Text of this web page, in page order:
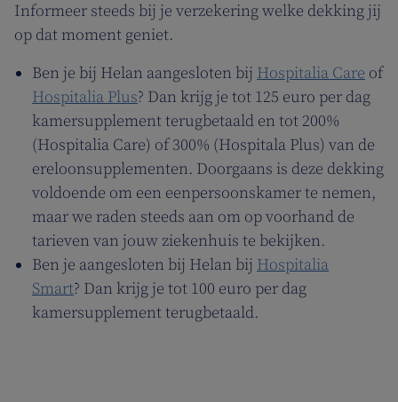
Informeer steeds bij je verzekering welke dekking jij
op dat moment geniet.
Ben je bij Helan aangesloten bij Hospitalia Care of
Hospitalia Plus? Dan krijg je tot 125 euro per dag
kamersupplement terugbetaald en tot 200%
(Hospitalia Care) of 300% (Hospitala Plus) van de
ereloonsupplementen. Doorgaans is deze dekking
voldoende om een eenpersoonskamer te nemen,
maar we raden steeds aan om op voorhand de
tarieven van jouw ziekenhuis te bekijken.
Ben je aangesloten bij Helan bij Hospitalia
Smart? Dan krijg je tot 100 euro per dag
kamersupplement terugbetaald.